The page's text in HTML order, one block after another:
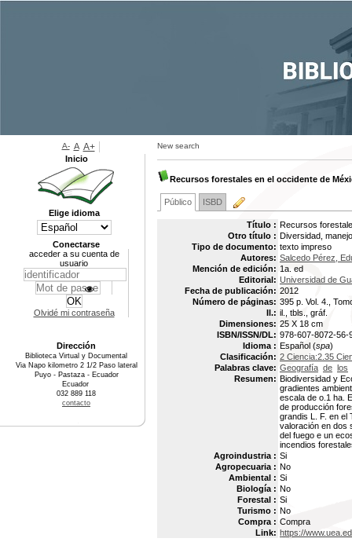
New search
Recursos forestales en el occidente de
Público ISBD
Título : Recursos
Otro título : Diversidad,
Tipo de documento: texto impreso
Autores: Salcedo Pérez,
Mención de edición: 1a. ed
Editorial: Universidad de
Fecha de publicación: 2012
Número de páginas: 395 p. Vol. 4.,
Il.: il., tbls., gráf.
Dimensiones: 25 X 18 cm
ISBN/ISSN/DL: 978-607-8072-56-
Idioma : Español (spa)
Clasificación: 2 Ciencia:2.35
Palabras clave: Geografía de los
Resumen: Biodiversidad y
gradientes
escala de o.1 ha.
de producción
grandis L. F. en el
valoración en dos
del fuego e un
incendios
Agroindustria : Si
Agropecuaria : No
Ambiental : Si
Biología : No
Forestal : Si
Turismo : No
Compra : Compra
Link: https://
A- A A+
Inicio
Elige idioma
Conectarse
acceder a su cuenta de
usuario
Olvidé mi contraseña
Dirección
Biblioteca Virtual y Documental
Via Napo kilometro 2 1/2 Paso lateral
Puyo - Pastaza - Ecuador
Ecuador
032 889 118
contacto